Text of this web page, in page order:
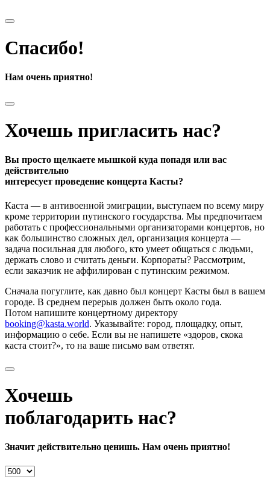
Спасибо!
Нам очень приятно!
Хочешь пригласить нас?
Вы просто щелкаете мышкой куда попадя или вас
действительно
интересует проведение концерта Касты?
Каста — в антивоенной эмиграции, выступаем по всему миру
кроме территории путинского государства. Мы предпочитаем
работать с профессиональными организаторами концертов, но
как большинство сложных дел, организация концерта —
задача посильная для любого, кто умеет общаться с людьми,
держать слово и считать деньги. Корпораты? Рассмотрим,
если заказчик не аффилирован с путинским режимом.
Сначала погуглите, как давно был концерт Касты был в вашем
городе. В среднем перерыв должен быть около года.
Потом напишите концертному директору
booking@kasta.world. Указывайте: город, площадку, опыт,
информацию о себе. Если вы не напишете «здоров, скока
каста стоит?», то на ваше письмо вам ответят.
Хочешь
поблагодарить нас?
Значит действительно ценишь. Нам очень приятно!